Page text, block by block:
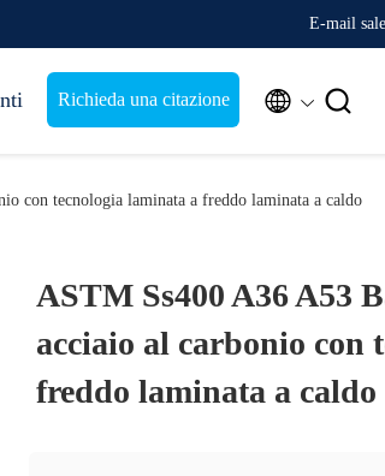
E-mail
Richieda una citazione  
con tecnologia laminata a freddo laminata a caldo
ASTM Ss400 A36 A53
acciaio al carbonio con
freddo laminata a caldo